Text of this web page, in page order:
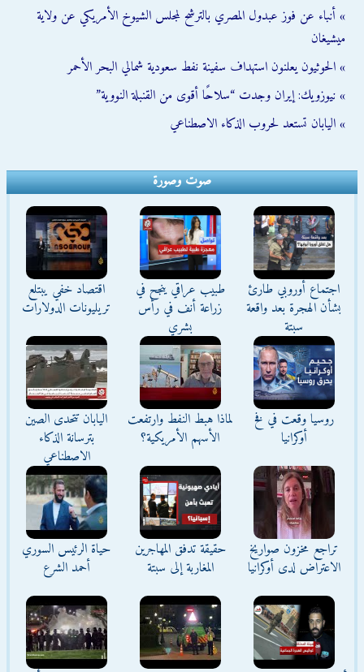
» أنباء عن فوز عبدول المصري بالترشح لمجلس الشيوخ الأمريكي عن ولاية
ميشيغان
» الحوثيون يعلنون استهداف سفينة نفط سعودية شمالي البحر الأحمر
» نيوزويك: إيران وجدت “سلاحًا أقوى من القنبلة النووية”
» اليابان تستعد لحروب الذكاء الاصطناعي
صوت وصورة
اجتماع أوروبي طارئ
بشأن الهجرة بعد واقعة
سبتة
طبيب عراقي ينجح في
زراعة أنف في رأس
بشري
اقتصاد خفي يبتلع
تريليونات الدولارات
روسيا وقعت في فخ
أوكرانيا
لماذا هبط النفط وارتفعت
الأسهم الأمريكية؟
اليابان تتحدى الصين
بترسانة الذكاء
الاصطناعي
تراجع مخزون صواريخ
الاعتراض لدى أوكرانيا
حقيقة تدفق المهاجرين
المغاربة إلى سبتة
حياة الرئيس السوري
أحمد الشرع